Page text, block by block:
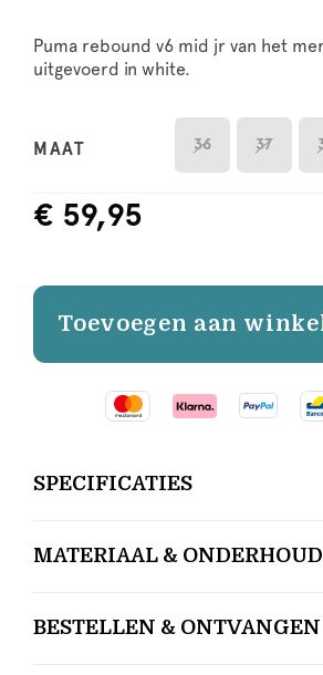
Puma rebound v6 mid jr van het
uitgevoerd in white.
MAAT 36 37
€ 59,95
Toevoegen aan
SPECIFICATIES
MATERIAAL & ONDERHOUD
BESTELLEN & ONTVANGEN